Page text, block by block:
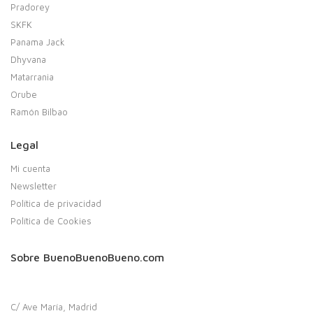
Pradorey
SKFK
Panama Jack
Dhyvana
Matarrania
Orube
Ramón Bilbao
Legal
Mi cuenta
Newsletter
Política de privacidad
Política de Cookies
Sobre BuenoBuenoBueno.com
C/ Ave María, Madrid